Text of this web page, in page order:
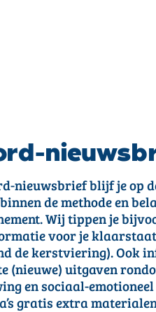
nieuwsbrief blijf je op
de methode en
Wij tippen je
voor je
de kerstviering). Ook
(nieuwe) uitgaven
en sociaal-
gratis extra